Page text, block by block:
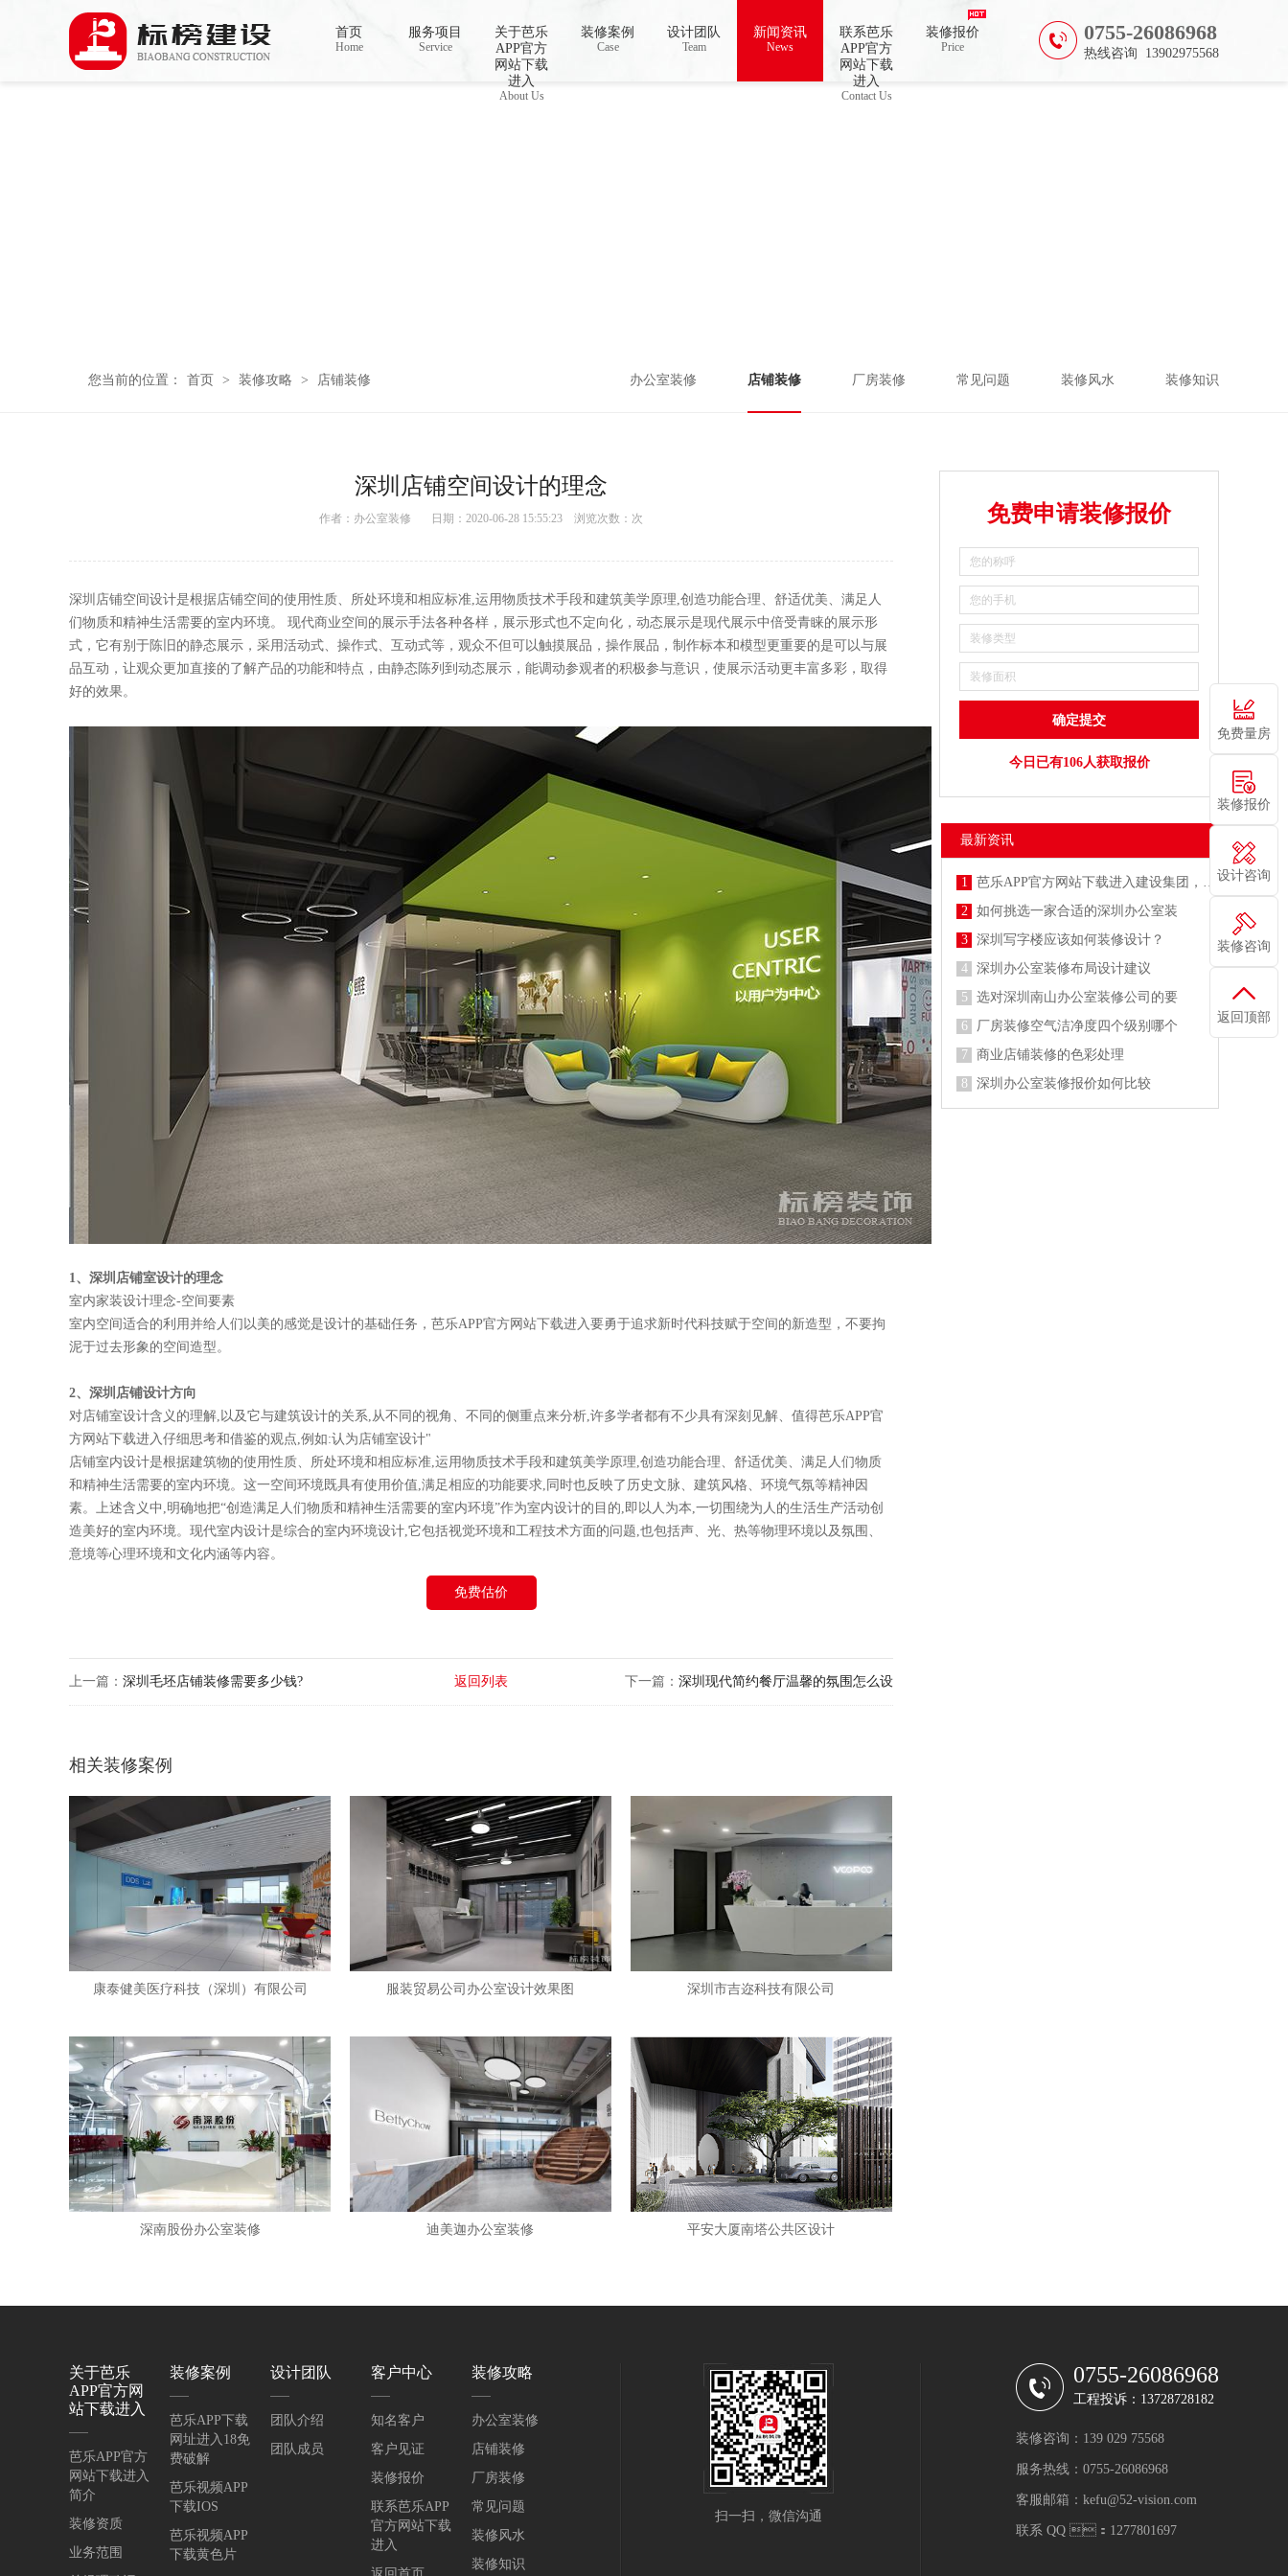
芭乐APP官方网站下载进入,芭乐APP下载网址进入18免费破解,芭乐视频APP下载IOS,芭乐视频APP下载黄色片
0755-26086968
热线咨询 13902975568
首页
Home
服务项目
Service
关于芭乐
APP官方
网站下载
进入
About Us
装修案例
Case
设计团队
Team
新闻资讯
News
联系芭乐
APP官方
网站下载
进入
Contact Us
装修报价
Price
您当前的位置： 首页 > 装修攻略 > 店铺装修 办公室装修 店铺装修 厂房装修 常见问题 装修风水 装修知识
深圳店铺空间设计的理念
作者： 办公室装修 日期：2020-06-28 15:55:23 浏览次数： 次
深圳店铺空间设计是根据店铺空间的使用性质、所处环境和相应标准,运用物质技术手段和建筑美学原理,创造功能合理、舒适优美、满足人
们物质和精神生活需要的室内环境。 现代商业空间的展示手法各种各样，展示形式也不定向化，动态展示是现代展示中倍受青睐的展示形
式，它有别于陈旧的静态展示，采用活动式、操作式、互动式等，观众不但可以触摸展品，操作展品，制作标本和模型更重要的是可以与展
品互动，让观众更加直接的了解产品的功能和特点，由静态陈列到动态展示，能调动参观者的积极参与意识，使展示活动更丰富多彩，取得
好的效果。
1、深圳店铺室设计的理念
室内家装设计理念-空间要素
室内空间适合的利用并给人们以美的感觉是设计的基础任务，芭乐APP官方网站下载进入要勇于追求新时代科技赋于空间的新造型，不要拘
泥于过去形象的空间造型。
2、深圳店铺设计方向
对店铺室设计含义的理解,以及它与建筑设计的关系,从不同的视角、不同的侧重点来分析,许多学者都有不少具有深刻见解、值得芭乐APP官
方网站下载进入仔细思考和借鉴的观点,例如:认为店铺室设计"
店铺室内设计是根据建筑物的使用性质、所处环境和相应标准,运用物质技术手段和建筑美学原理,创造功能合理、舒适优美、满足人们物质
和精神生活需要的室内环境。这一空间环境既具有使用价值,满足相应的功能要求,同时也反映了历史文脉、建筑风格、环境气氛等精神因
素。上述含义中,明确地把“创造满足人们物质和精神生活需要的室内环境”作为室内设计的目的,即以人为本,一切围绕为人的生活生产活动创
造美好的室内环境。现代室内设计是综合的室内环境设计,它包括视觉环境和工程技术方面的问题,也包括声、光、热等物理环境以及氛围、
意境等心理环境和文化内涵等内容。
免费估价
上一篇： 深圳毛坯店铺装修需要多少钱? 下一篇： 深圳现代简约餐厅温馨的氛围怎么设
返回列表
相关装修案例
康泰健美医疗科技（深圳）有限公司 服装贸易公司办公室设计效果图 深圳市吉迩科技有限公司
深南股份办公室装修 迪美迦办公室装修 平安大厦南塔公共区设计
免费申请装修报价
今日已有106人获取报价
最新资讯
1
芭乐APP官方网站下载进入建设集团，施工防疫两不误
2
如何挑选一家合适的深圳办公室装
3
深圳写字楼应该如何装修设计？
4
深圳办公室装修布局设计建议
5
选对深圳南山办公室装修公司的要
6
厂房装修空气洁净度四个级别哪个
7
商业店铺装修的色彩处理
8
深圳办公室装修报价如何比较
关于芭乐
APP官方网
站下载进入
芭乐APP官方
网站下载进入
简介
装修资质
业务范围
装修案例
芭乐APP下载
网址进入18免
费破解
芭乐视频APP
下载IOS
芭乐视频APP
下载黄色片
设计团队
团队介绍
团队成员
客户中心
知名客户
客户见证
装修报价
联系芭乐APP
官方网站下载
进入
装修攻略
办公室装修
店铺装修
厂房装修
常见问题
装修风水
装修知识
扫一扫，微信沟通
0755-26086968
工程投诉：13728728182
装修咨询：139 029 75568
服务热线：0755-26086968
客服邮箱：kefu@52-vision.com
联系 QQ ：1277801697
免费量房
装修报价
设计咨询
装修咨询
返回顶部